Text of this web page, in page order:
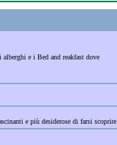
e i Bed and reakfast dove
e più desiderose di farsi scoprire